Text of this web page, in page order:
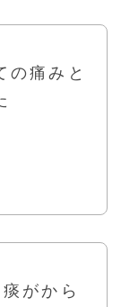
の痛みと
がから